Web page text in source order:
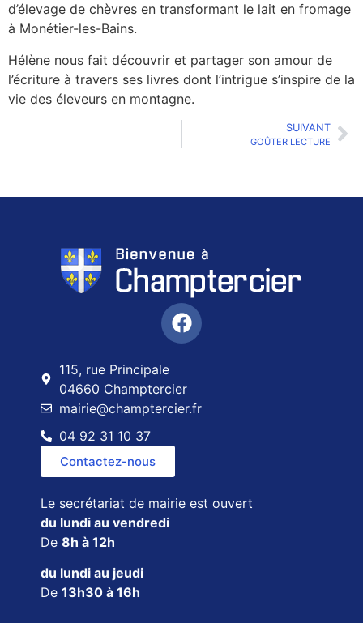
d’élevage de chèvres en transformant le lait en fromage
à Monétier-les-Bains.
Hélène nous fait découvrir et partager son amour de
l’écriture à travers ses livres dont l’intrigue s’inspire de la
vie des éleveurs en montagne.
SUIVANT
GOÛTER LECTURE
115, rue Principale
04660 Champtercier
mairie@champtercier.fr
04 92 31 10 37
Contactez-nous
Le secrétariat de mairie est ouvert
du lundi au vendredi
De 8h à 12h
du lundi au jeudi
De 13h30 à 16h